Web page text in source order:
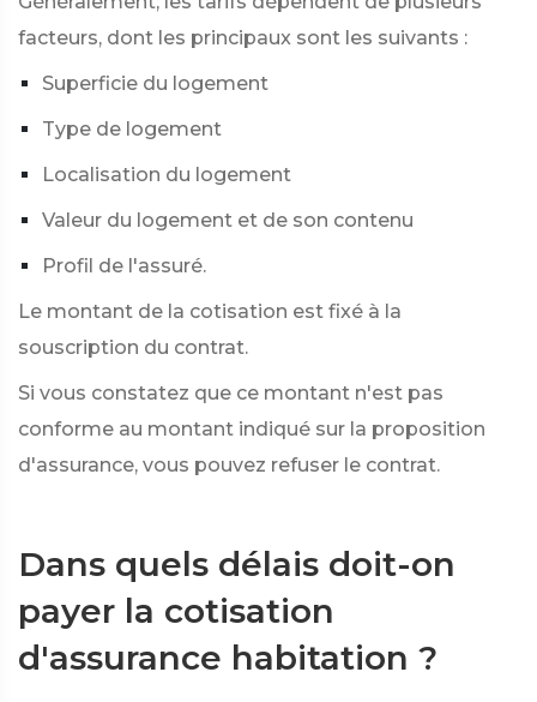
facteurs, dont les principaux sont les suivants :
Superficie du logement
Type de logement
Localisation du logement
Valeur du logement et de son contenu
Profil de l'assuré.
Le montant de la cotisation est fixé à la
souscription du contrat.
Si vous constatez que ce montant n'est pas
conforme au montant indiqué sur la proposition
d'assurance, vous pouvez refuser le contrat.
Dans quels délais doit-on
payer la cotisation
d'assurance habitation ?